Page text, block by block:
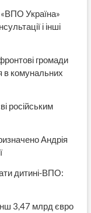
«ВПО Україна»
і інші
громади
в комунальних
російським
Андрія
дитині-ВПО:
3,47 млрд євро